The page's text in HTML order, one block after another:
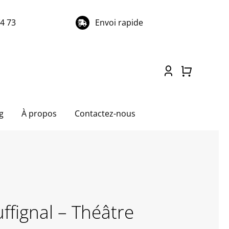
73 Envoi rapide
À propos Contactez-nous
– Théâtre